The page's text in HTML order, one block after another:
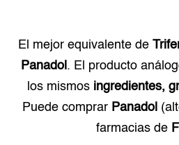
El mejor equivalente de
Panadol . El producto
los mismos ingredientes,
Puede comprar Panadol
farmacias de